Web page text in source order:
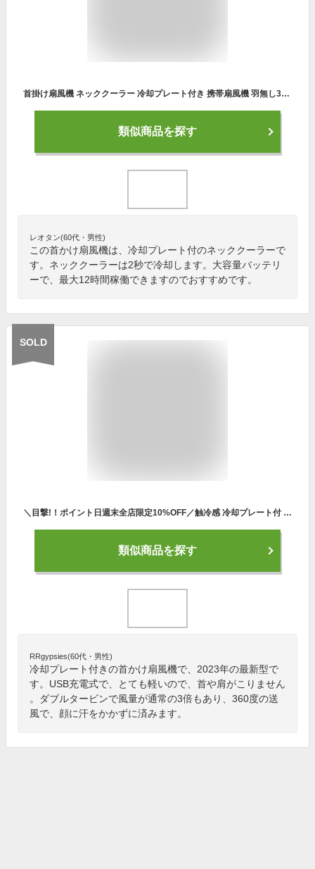
首掛け扇風機 ネッククーラー 冷却プレート付き 携帯扇風機 羽無し3600mAh-5000mAh大容量バッテリー 12H長時間稼働 ペルチェ素子採用 瞬間冷却 3段階風量調節 超軽量 静音設計 ハンズフリー Type-C充電 くびかけ扇風機 ネックファン ネックエアコン 熱中症対策...
類似商品を探す
レオタン(60代・男性)
この首かけ扇風機は、冷却プレート付のネッククーラーで
す。ネッククーラーは2秒で冷却します。大容量バッテリ
ーで、最大12時間稼働できますのでおすすめです。
SOLD
＼目撃!！ポイント日週末全店限定10%OFF／触冷感 冷却プレート付 首かけ 冷却プレート付き ネッククーラー 冷却プレート 2023 軽量 ハンディ 扇風機 冷却 羽なし 軽量 首掛け 羽なし子供用大人用 男女兼用 ネックファン 携帯扇風機 USB充電 敬老の日
類似商品を探す
RRgypsies(60代・男性)
冷却プレート付きの首かけ扇風機で、2023年の最新型で
す。USB充電式で、とても軽いので、首や肩がこりません
。ダブルタービンで風量が通常の3倍もあり、360度の送
風で、顔に汗をかかずに済みます。